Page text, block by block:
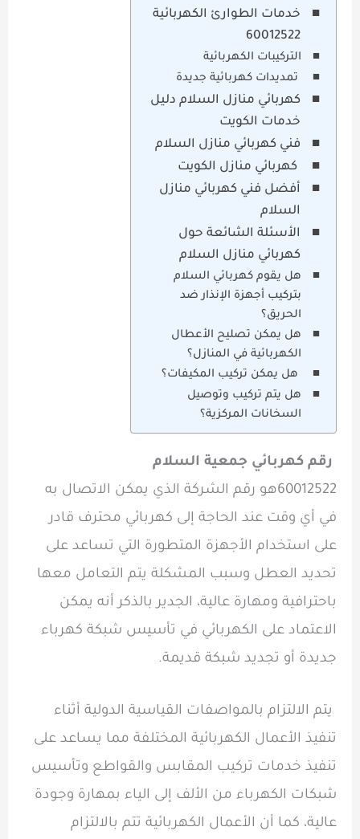
خدمات الطوارئ الكهربائية
60012522
التركيبات الكهربائية
تمديدات كهربائية جديدة
كهربائي منازل السلام دليل
خدمات الكويت
فني كهربائي منازل السلام
كهربائي منازل الكويت
أفضل فني كهربائي منازل
السلام
الأسئلة الشائعة حول
كهربائي منازل السلام
هل يقوم كهربائي السلام
بتركيب أجهزة الإنذار ضد
الحريق؟
هل يمكن تصليح الأعطال
الكهربائية في المنازل؟
هل يمكن تركيب المكيفات؟
هل يتم تركيب وتوصيل
السخانات المركزية؟
رقم كهربائي جمعية السلام
60012522هو رقم الشركة الذي يمكن الاتصال به
في أي وقت عند الحاجة إلى كهربائي محترف قادر
على استخدام الأجهزة المتطورة التي تساعد على
تحديد العطل وسبب المشكلة يتم التعامل معها
باحترافية ومهارة عالية، الجدير بالذكر أنه يمكن
الاعتماد على الكهربائي في تأسيس شبكة كهرباء
جديدة أو تجديد شبكة قديمة.
يتم الالتزام بالمواصفات القياسية الدولية أثناء
تنفيذ الأعمال الكهربائية المختلفة مما يساعد على
تنفيذ خدمات تركيب المقابس والقواطع وتأسيس
شبكات الكهرباء من الألف إلى الياء بمهارة وجودة
عالية، كما أن الأعمال الكهربائية تتم بالالتزام